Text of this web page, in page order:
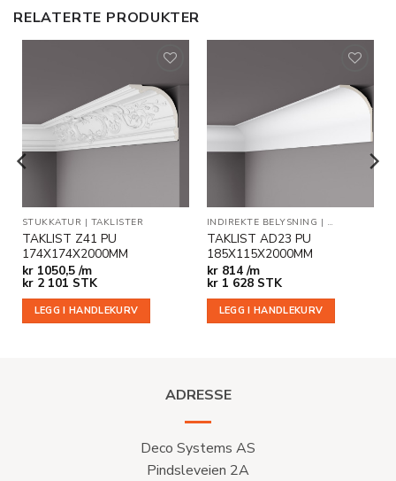
RELATERTE PRODUKTER
Legg til
i
ønskeliste
STUKKATUR | TAKLISTER
TAKLIST Z41 PU
174X174X2000MM
kr1050,5 /m
kr2 101 STK
LEGG I HANDLEKURV
Legg til
INDIREKTE BELYSNING | TAKLISTER
TAKLIST AD23 PU
185X115X2000MM
kr814 /m
kr1 628 STK
LEGG I HANDLEKURV
ADRESSE
Deco Systems AS
Pindsleveien 2A